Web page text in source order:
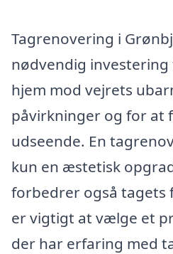
Tagrenovering i
nødvendig
hjem mod vejrets
påvirkninger og for at
udseende. En
kun en æstetisk
forbedrer også tagets
er vigtigt at vælge et
der har erfaring med